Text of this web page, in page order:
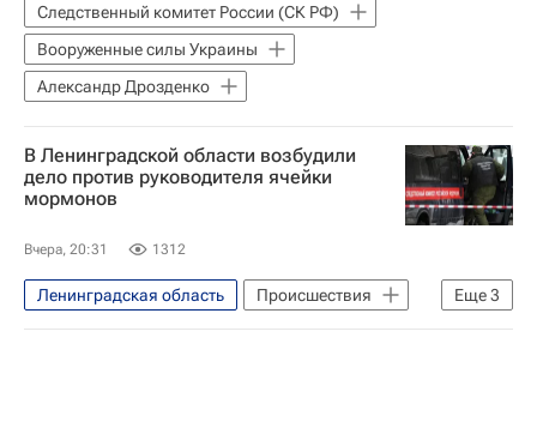
Следственный комитет России (СК РФ)
Вооруженные силы Украины
Александр Дрозденко
В Ленинградской области возбудили
дело против руководителя ячейки
мормонов
Вчера, 20:31 1312
Еще3
Ленинградская область
Происшествия
Выборг
Украина